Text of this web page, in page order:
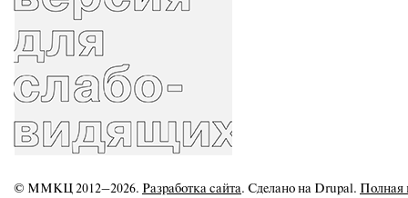
© ММКЦ 2012–2026. Разработка сайта. Сделано на Drupal. Полная